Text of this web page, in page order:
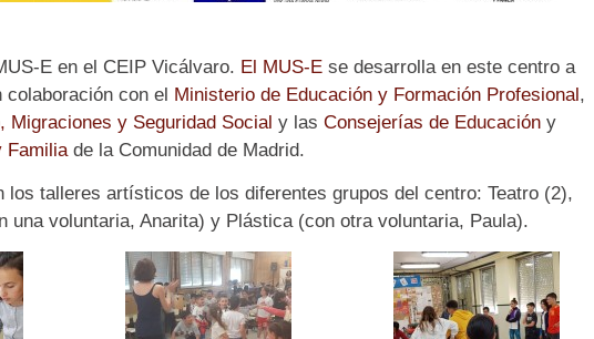
E en el CEIP Vicálvaro. El MUS-Ese desarrolla en este centro a
con el Ministerio de Educación y Formación Profesional,
Migraciones y Seguridad Social y las Consejerías de Educacióny
Familiade la Comunidad de Madrid.
los talleres artísticos de los diferentes grupos del centro: Teatro (2),
una voluntaria, Anarita) y Plástica (con otra voluntaria, Paula).